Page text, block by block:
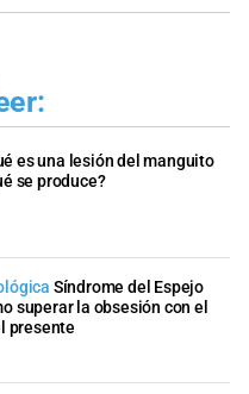
es una lesión del manguito
se produce?
Síndrome del Espejo
superar la obsesión con el
presente